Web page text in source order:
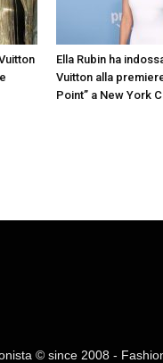
Ella Rubin ha
Vuitton alla
Point” a New York
© since 2008 -